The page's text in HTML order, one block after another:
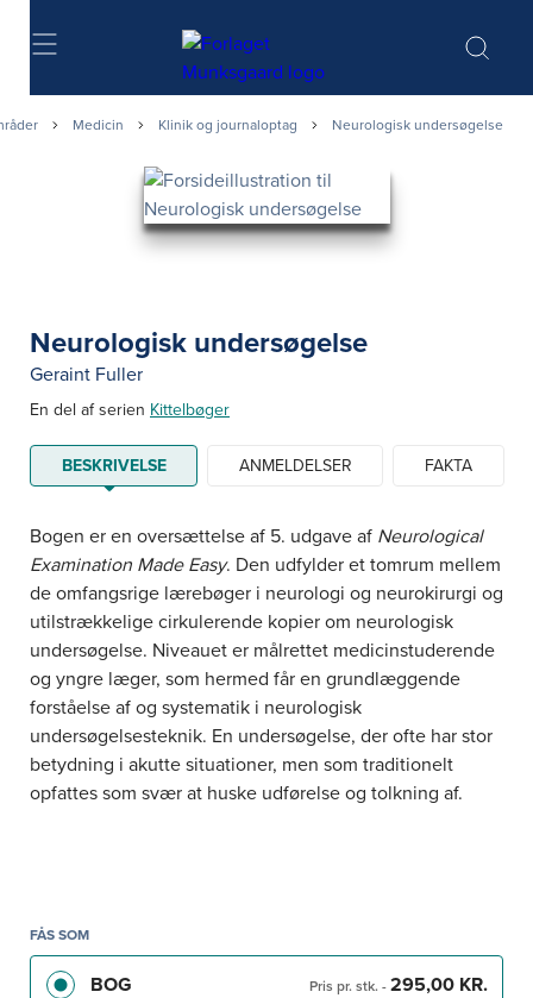
Søg
Medicin Klinik og journaloptag Neurologisk undersøgelse
Neurologisk undersøgelse
Geraint Fuller
En del af serien Kittelbøger
BESKRIVELSE ANMELDELSER FAKTA
Bogen er en oversættelse af 5. udgave af Neurological
Examination Made Easy. Den udfylder et tomrum mellem
de omfangsrige lærebøger i neurologi og neurokirurgi og
utilstrækkelige cirkulerende kopier om neurologisk
undersøgelse. Niveauet er målrettet medicinstuderende
og yngre læger, som hermed får en grundlæggende
forståelse af og systematik i neurologisk
undersøgelsesteknik. En undersøgelse, der ofte har stor
betydning i akutte situationer, men som traditionelt
opfattes som svær at huske udførelse og tolkning af.
FÅS SOM
BOG Pris pr. stk. - 295,00 KR.